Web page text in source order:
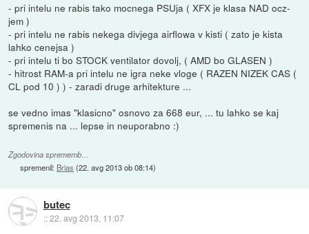
- pri intelu ne rabis tako mocnega PSUja ( XFX je klasa NAD ocz-
jem )
- pri intelu ne rabis nekega divjega airflowa v kisti ( zato je kista
lahko cenejsa )
- pri intelu ti bo STOCK ventilator dovolj, ( AMD bo GLASEN )
- hitrost RAM-a pri intelu ne igra neke vloge ( RAZEN NIZEK CAS (
CL pod 10 ) ) - zaradi druge arhitekture ...
se vedno imas "klasicno" osnovo za 668 eur, ... tu lahko se kaj
spremenis na ... lepse in neuporabno :)
Zgodovina sprememb…
spremenil: Brias (22. avg 2013 ob 08:14)
butec
::22. avg 2013, 11:07